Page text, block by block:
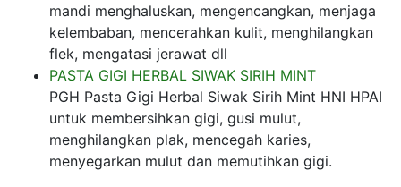
mandi menghaluskan, mengencangkan, menjaga
kelembaban, mencerahkan kulit, menghilangkan
flek, mengatasi jerawat dll
PASTA GIGI HERBAL SIWAK SIRIH MINT
PGH Pasta Gigi Herbal Siwak Sirih Mint HNI HPAI
untuk membersihkan gigi, gusi mulut,
menghilangkan plak, mencegah karies,
menyegarkan mulut dan memutihkan gigi.